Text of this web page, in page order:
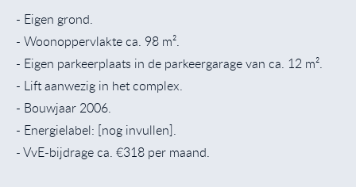
- Eigen grond.
- Woonoppervlakte ca. 98 m².
- Eigen parkeerplaats in de parkeergarage van ca. 12 m².
- Lift aanwezig in het complex.
- Bouwjaar 2006.
- Energielabel: [nog invullen].
- VvE-bijdrage ca. €318 per maand.